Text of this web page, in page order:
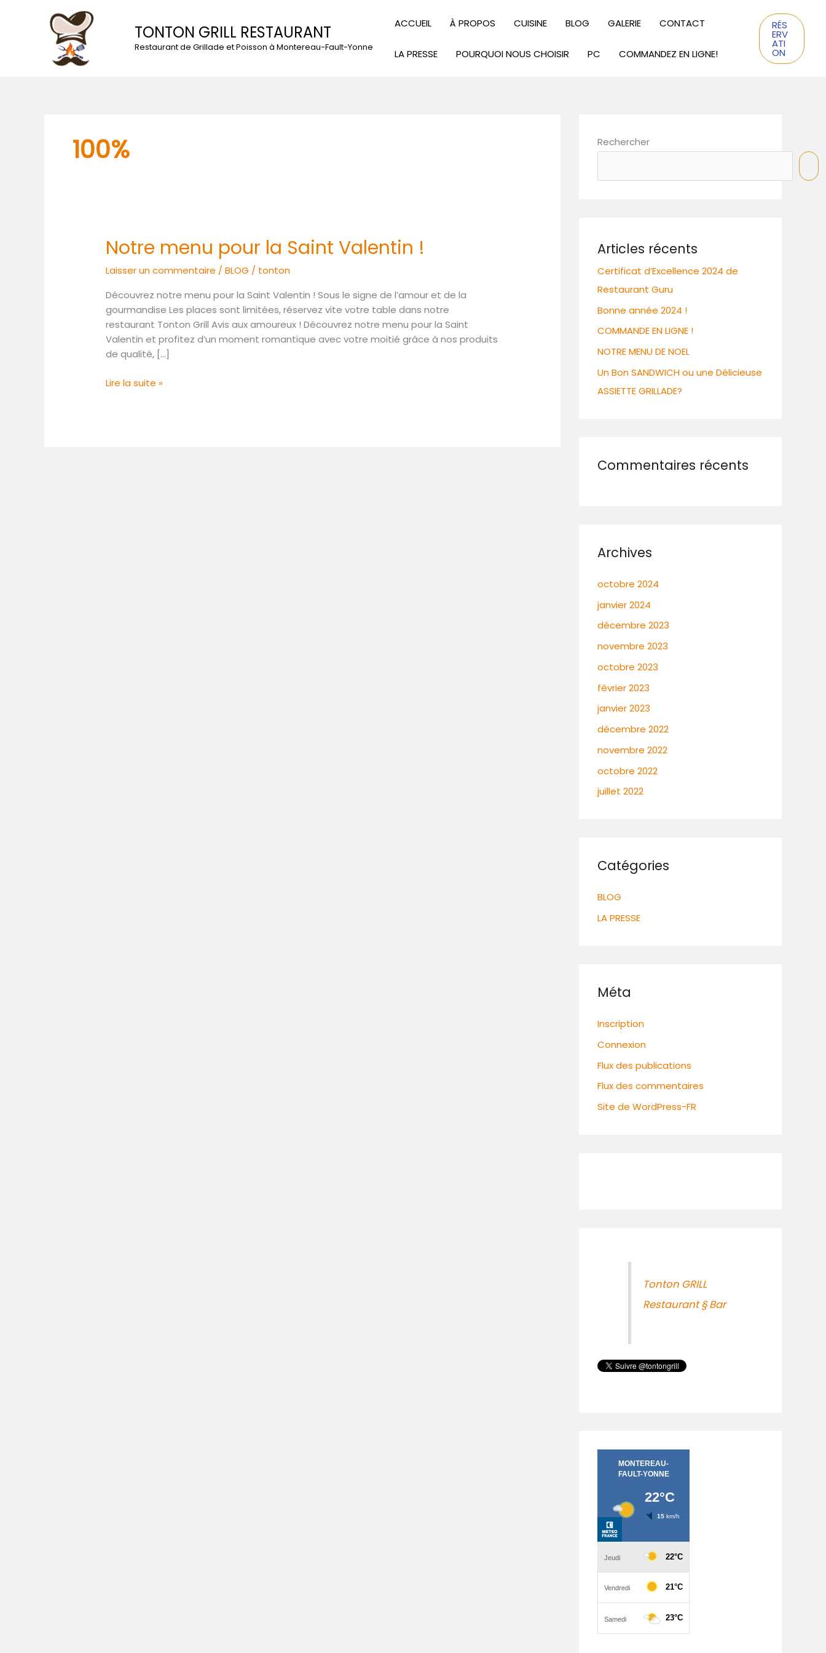
TONTON GRILL RESTAURANT
Restaurant de Grillade et Poisson à Montereau-Fault-Yonne
ACCUEIL À PROPOS CUISINE BLOG GALERIE CONTACT
LA PRESSE POURQUOI NOUS CHOISIR PC COMMANDEZ EN LIGNE!
RÉS
ERV
ATI
ON
100%
Notre menu pour la Saint Valentin !
Laisser un commentaire /BLOG / tonton
Découvrez notre menu pour la Saint Valentin ! Sous le signe de l’amour et de la
gourmandise Les places sont limitées, réservez vite votre table dans notre
restaurant Tonton Grill Avis aux amoureux ! Découvrez notre menu pour la Saint
Valentin et profitez d’un moment romantique avec votre moitié grâce à nos produits
de qualité, […]
Notre
menu
pour
Saint
Valentin
!
Lire la suite »
Rechercher
Articles récents
Certificat d’Excellence 2024 de
Restaurant Guru
Bonne année 2024 !
COMMANDE EN LIGNE !
NOTRE MENU DE NOEL
Un Bon SANDWICH ou une Délicieuse
ASSIETTE GRILLADE?
Commentaires récents
Archives
octobre 2024
janvier 2024
décembre 2023
novembre 2023
octobre 2023
février 2023
janvier 2023
décembre 2022
novembre 2022
octobre 2022
juillet 2022
Catégories
BLOG
LA PRESSE
Méta
Inscription
Connexion
Flux des publications
Flux des commentaires
Site de WordPress-FR
Tonton GRILL
Restaurant § Bar